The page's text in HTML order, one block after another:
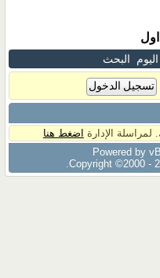
البحث
الإدارة اضغط هنا
Powered by
Copyright ©2000 -